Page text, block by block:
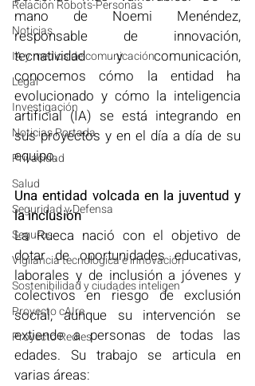
Relación Robots-Personas
Noticias
IA y medios de comunicación
Legal
Investigación
Noticias Portada
Privacidad
Salud
Seguridad y Defensa
Seguros
Vigilancia tecnológica e innovación
Sostenibilidad y ciudades inteligen
Proyecto cAIre
Proyecto Red.es
mano de Noemi Menéndez,
responsable de innovación,
tecnatividad y comunicación,
conocemos cómo la entidad ha
evolucionado y cómo la inteligencia
artificial (IA) se está integrando en
sus proyectos y en el día a día de su
equipo.
Una entidad volcada en la juventud y
la inclusión
La Rueca nació con el objetivo de
dotar de oportunidades educativas,
laborales y de inclusión a jóvenes y
colectivos en riesgo de exclusión
social, aunque su intervención se
extiende a personas de todas las
edades. Su trabajo se articula en
varias áreas: